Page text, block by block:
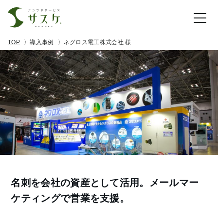
TOP 導入事例 ネグロス電工株式会社 様
名刺を会社の資産として活用。メールマー
ケティングで営業を支援。